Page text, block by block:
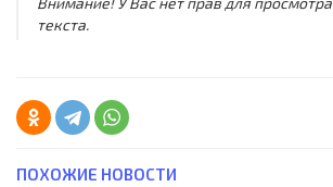
текста.
ПОХОЖИЕ НОВОСТИ